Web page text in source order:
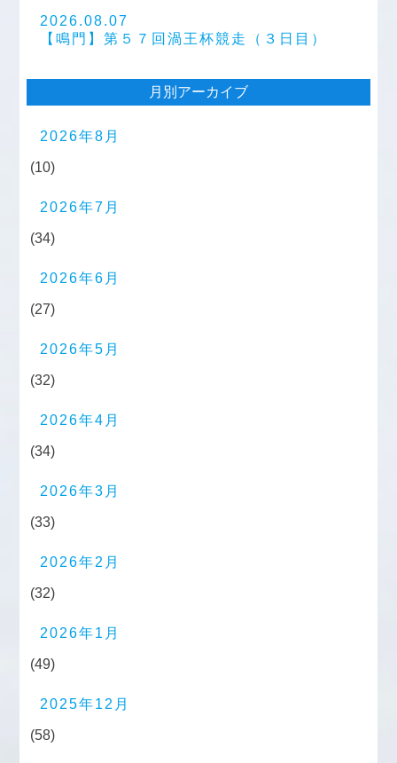
2026.08.07
【鳴門】第５７回渦王杯競走（３日目）
月別アーカイブ
2026年8月
(10)
2026年7月
(34)
2026年6月
(27)
2026年5月
(32)
2026年4月
(34)
2026年3月
(33)
2026年2月
(32)
2026年1月
(49)
2025年12月
(58)